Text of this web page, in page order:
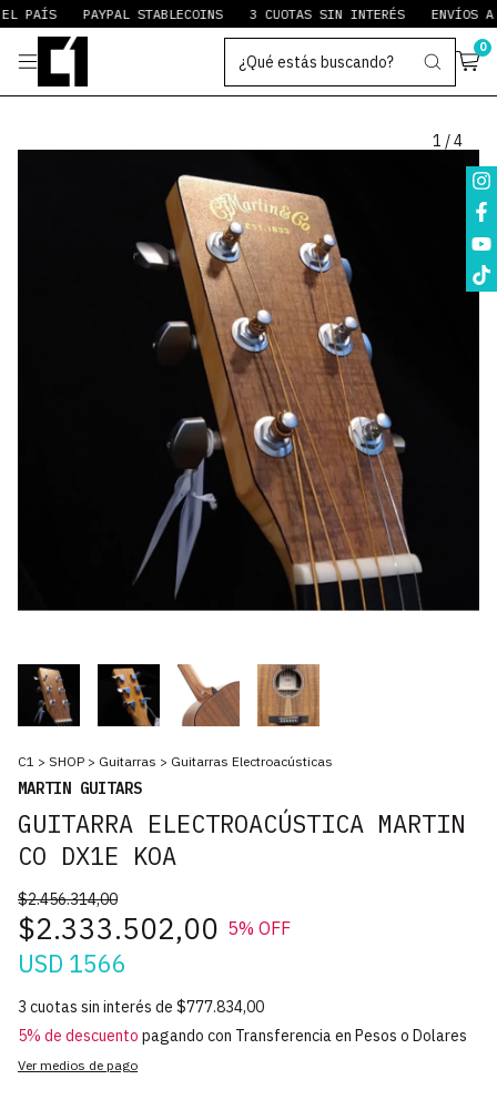
PAÍS PAYPAL STABLECOINS 3 CUOTAS SIN INTERÉS ENVÍOS A
0
1 /4
C1 > SHOP > Guitarras > Guitarras Electroacústicas
MARTIN GUITARS
GUITARRA ELECTROACÚSTICA MARTIN
CO DX1E KOA
$2.456.314,00
$2.333.502,00 5% OFF
USD 1566
3 cuotas sin interés de $777.834,00
5% de descuento pagando con Transferencia en Pesos o Dolares
Ver medios de pago